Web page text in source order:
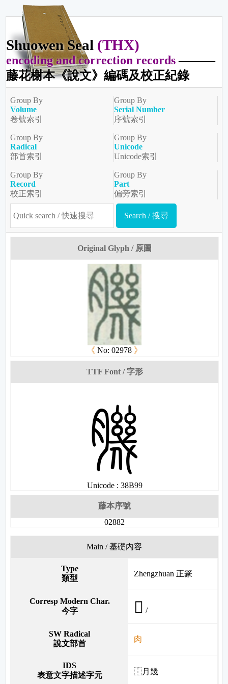
Shuowen Seal (THX)
encoding and correction records ———
藤花榭本《說文》編碼及校正紀錄
Group By
Volume
卷號索引
Group By
Serial Number
序號索引
Group By
Radical
部首索引
Group By
Unicode
Unicode索引
Group By
Record
校正索引
Group By
Part
偏旁索引
Original Glyph / 原圖
《 No: 02978 》
TTF Font / 字形
妙
Unicode : 38B99
藤本序號
02882
Main / 基礎內容
Type
類型
Zhengzhuan 正篆
Corresp Modern Char.
今字
𦠄 /
SW Radical
說文部首
肉
IDS
表意文字描述字元
⿰月幾